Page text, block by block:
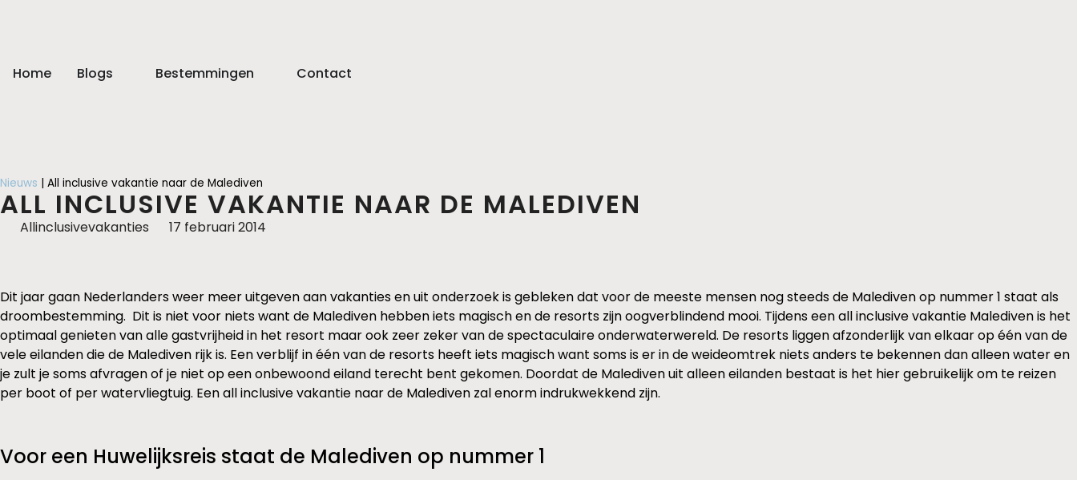
Home Blogs Bestemmingen Contact
Nieuws | All inclusive vakantie naar de Malediven
ALL INCLUSIVE VAKANTIE NAAR DE MALEDIVEN
Allinclusivevakanties 17 februari 2014
Dit jaar gaan Nederlanders weer meer uitgeven aan vakanties en uit onderzoek is gebleken dat voor de meeste mensen nog steeds de Malediven op nummer 1 staat als
droombestemming. Dit is niet voor niets want de Malediven hebben iets magisch en de resorts zijn oogverblindend mooi. Tijdens een all inclusive vakantie Malediven is het
optimaal genieten van alle gastvrijheid in het resort maar ook zeer zeker van de spectaculaire onderwaterwereld. De resorts liggen afzonderlijk van elkaar op één van de
vele eilanden die de Malediven rijk is. Een verblijf in één van de resorts heeft iets magisch want soms is er in de weideomtrek niets anders te bekennen dan alleen water en
je zult je soms afvragen of je niet op een onbewoond eiland terecht bent gekomen. Doordat de Malediven uit alleen eilanden bestaat is het hier gebruikelijk om te reizen
per boot of per watervliegtuig. Een all inclusive vakantie naar de Malediven zal enorm indrukwekkend zijn.
Voor een Huwelijksreis staat de Malediven op nummer 1